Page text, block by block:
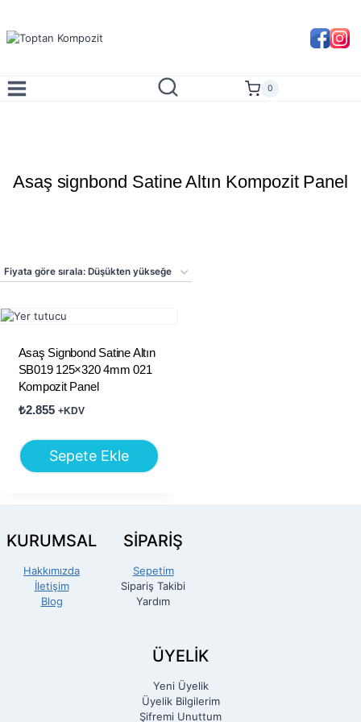
content
0
Asaş signbond Satine Altın Kompozit Panel
Asaş Signbond Satine Altın
SB019 125×320 4mm 021
Kompozit Panel
₺2.855 +KDV
Sepete Ekle
KURUMSAL
Hakkımızda
İletişim
Blog
SİPARİŞ
Sepetim
Sipariş Takibi
Yardım
ÜYELİK
Yeni Üyelik
Üyelik Bilgilerim
Şifremi Unuttum